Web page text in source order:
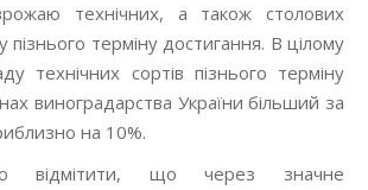
технічних, а також столових
пізнього терміну достигання. В цілому
технічних сортів пізнього терміну
виноградарства України більший за
на 10%.
відмітити, що через значне